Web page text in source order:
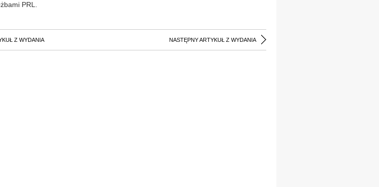
PRL.
Z WYDANIA NASTĘPNY ARTYKUŁ Z WYDANIA